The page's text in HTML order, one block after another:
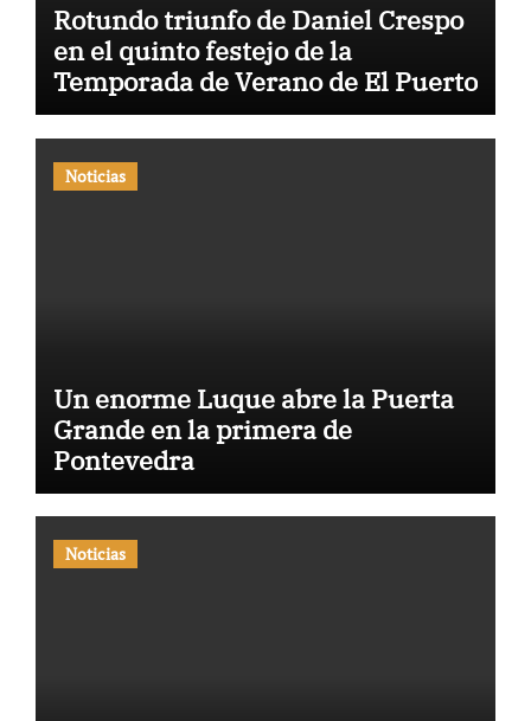
Rotundo triunfo de Daniel Crespo
en el quinto festejo de la
Temporada de Verano de El Puerto
Noticias
Un enorme Luque abre la Puerta
Grande en la primera de
Pontevedra
Noticias